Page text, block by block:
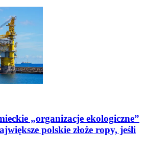
„organizacje ekologiczne”
polskie złoże ropy, jeśli